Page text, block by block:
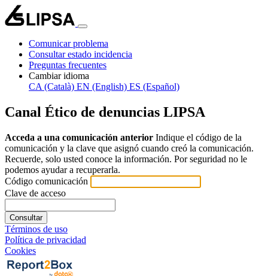
Comunicar problema
Consultar estado incidencia
Preguntas frecuentes
Cambiar idioma
CA (Català) EN (English) ES (Español)
Canal Ético de denuncias LIPSA
Acceda a una comunicación anterior Indique el código de la
comunicación y la clave que asignó cuando creó la comunicación.
Recuerde, solo usted conoce la información. Por seguridad no le
podemos ayudar a recuperarla.
Código comunicación
Clave de acceso
Consultar
Términos de uso
Política de privacidad
Cookies